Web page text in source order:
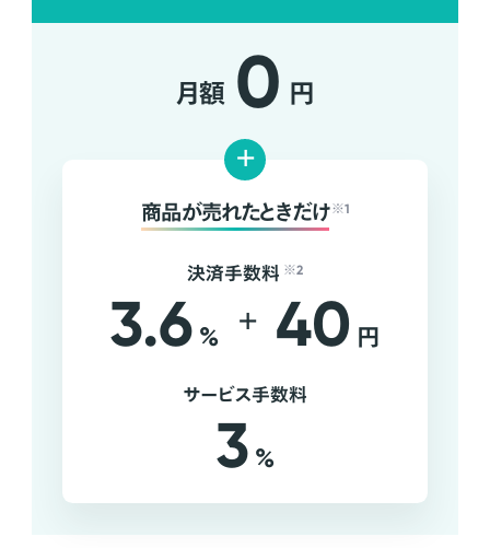
月額 0 円
+
商品が売れたときだけ ※1
決済手数料 ※2
3.6 % + 40 円
サービス手数料
3 %